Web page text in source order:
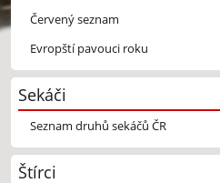
Červený seznam
Evropští pavouci roku
Sekáči
Seznam druhů sekáčů ČR
Štírci